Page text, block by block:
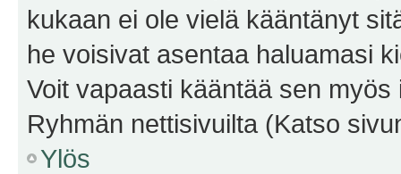
kukaan ei ole vielä kääntänyt
he voisivat asentaa haluamasi
Voit vapaasti kääntää sen
Ryhmän nettisivuilta (Katso
Ylös